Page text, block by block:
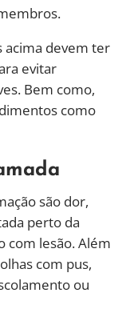
acima devem ter
evitar
Bem como,
como
são dor,
perto da
com lesão. Além
com pus,
ou